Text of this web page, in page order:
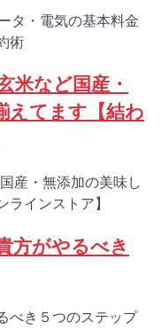
タ・電気の基本料金
術
米など国産・
えてます【結わ
産・無添加の美味し
インストア】
方がやるべき
べき５つのステップ